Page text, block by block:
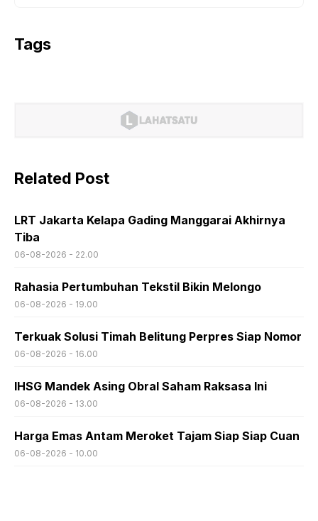
Tags
Related Post
LRT Jakarta Kelapa Gading Manggarai Akhirnya
Tiba
06-08-2026 - 22.00
Rahasia Pertumbuhan Tekstil Bikin Melongo
06-08-2026 - 19.00
Terkuak Solusi Timah Belitung Perpres Siap Nomor
06-08-2026 - 16.00
IHSG Mandek Asing Obral Saham Raksasa Ini
06-08-2026 - 13.00
Harga Emas Antam Meroket Tajam Siap Siap Cuan
06-08-2026 - 10.00